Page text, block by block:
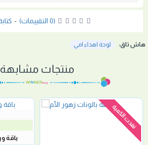
(0 التقييمات) -
هاش تاق: لوحة اهداء امي
منتجات مشابهة
نفدت الكمية
باقة